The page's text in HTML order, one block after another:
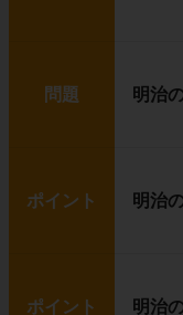
問題 明治
ポイント 明治
ポイント 明治